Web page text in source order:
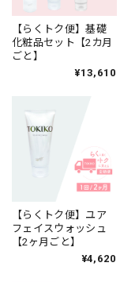
【らくトク便】基礎
化粧品セット【2カ月
ごと】
¥13,610
【らくトク便】ユア
フェイスウォッシュ
【2ヶ月ごと】
¥4,620